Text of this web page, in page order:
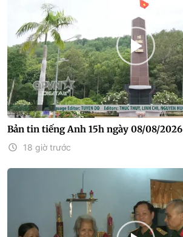
Bản tin tiếng Anh 15h ngày 08/08/2026
18 giờ trước